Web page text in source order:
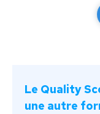
Le Quality
une autre